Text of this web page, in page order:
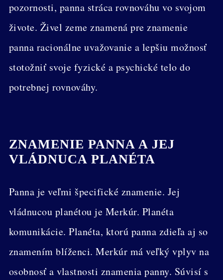
pozornosti, panna stráca rovnováhu vo svojom
živote. Živel zeme znamená pre znamenie
panna racionálne uvažovanie a lepšiu možnosť
stotožniť svoje fyzické a psychické telo do
potrebnej rovnováhy.
ZNAMENIE PANNA A JEJ
VLÁDNUCA PLANÉTA
Panna je veľmi špecifické znamenie. Jej
vládnucou planétou je Merkúr. Planéta
komunikácie. Planéta, ktorú panna zdieľa aj so
znamením blíženci. Merkúr má veľký vplyv na
osobnosť a vlastnosti znamenia panny. Súvisí s